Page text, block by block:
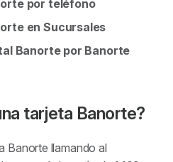
por teléfono
en Sucursales
Banorte por Banorte
tarjeta Banorte?
Banorte llamando al